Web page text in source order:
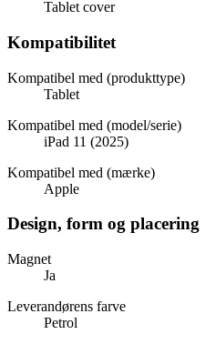
Tablet cover
Kompatibilitet
Kompatibel med (produkttype)
Tablet
Kompatibel med (model/serie)
iPad 11 (2025)
Kompatibel med (mærke)
Apple
Design, form og placering
Magnet
Ja
Leverandørens farve
Petrol